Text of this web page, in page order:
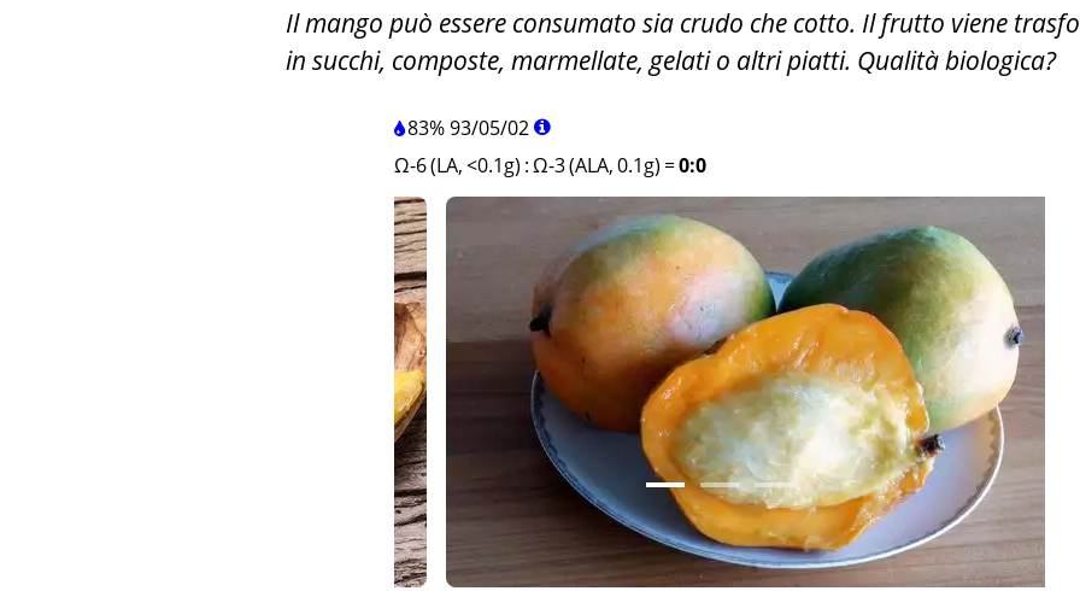
Il mango può essere consumato sia crudo che cotto. Il frutto viene
in succhi, composte, marmellate, gelati o altri piatti. Qualità biologica?
83%93/05/02
Ω-6 (LA, <0.1g) :Ω-3 (ALA, 0.1g) =0:0